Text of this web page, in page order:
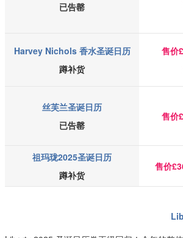
已告罄
Harvey Nichols 香水圣诞日历
蹲补货
售价
丝芙兰圣诞日历
已告罄
售价
祖玛珑2025圣诞日历
蹲补货
售价